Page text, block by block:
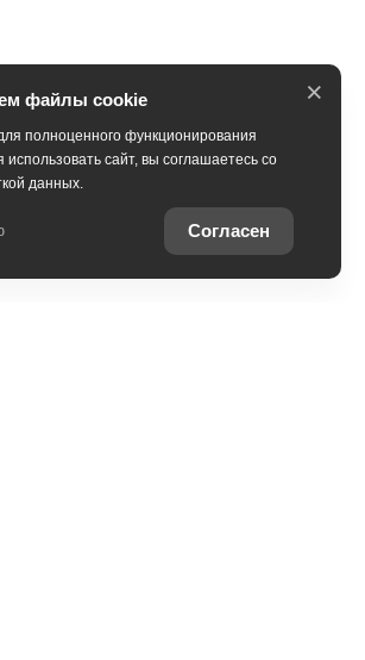
КОНСУЛЬТАЦИЮ
файлы cookie
полноценного функционирования
сайт, вы соглашаетесь со
данных.
Согласен
×